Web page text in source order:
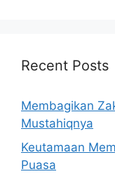
Recent Posts
Membagikan
Mustahiqnya
Keutamaan
Puasa